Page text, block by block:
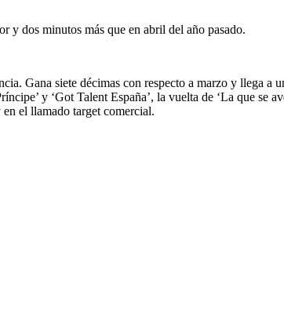
y dos minutos más que en abril del año pasado.
Gana siete décimas con respecto a marzo y llega a
y ‘Got Talent España’, la vuelta de ‘La que se
el llamado target comercial.